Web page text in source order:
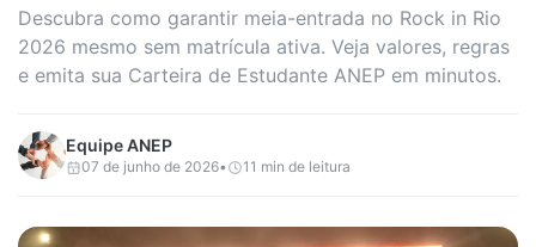
Descubra como garantir meia-entrada no Rock in Rio
2026 mesmo sem matrícula ativa. Veja valores, regras
e emita sua Carteira de Estudante ANEP em minutos.
EquipeANEP
07 de junho de 2026• 11 min de leitura